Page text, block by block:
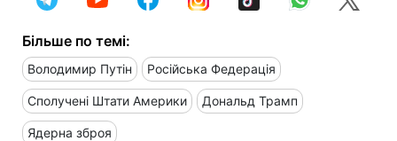
Більше по темі:
Володимир Путін Російська Федерація
Сполучені Штати Америки Дональд Трамп
Ядерна зброя